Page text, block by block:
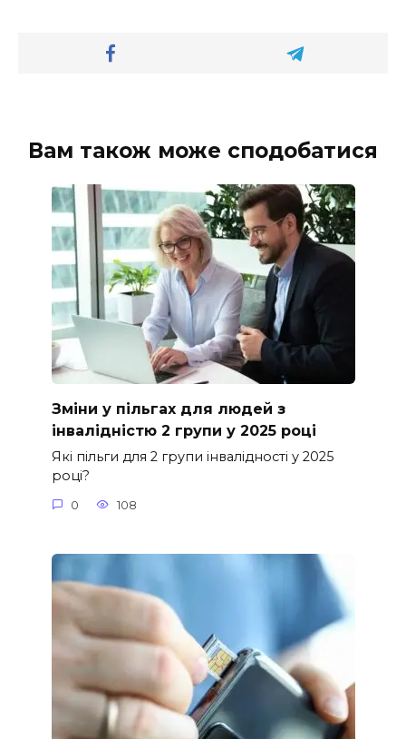
Вам також може сподобатися
Зміни у пільгах для людей з
інвалідністю 2 групи у 2025 році
Які пільги для 2 групи інвалідності у 2025
році?
0 108